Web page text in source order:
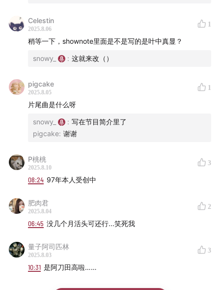
Celestin
2025.8.06
1
稍等一下，shownote里面是不是写的是叶中真显？
snowy_ : 这就来改（）
pigcake
2025.8.05
1
片尾曲是什么呀
snowy_ : 写在节目简介里了
pigcake: 谢谢
P桃桃
2025.8.10
3
08:24 97年本人受创中
肥肉君
2025.8.04
2
06:45 没几个月活头可还行...笑死我
量子阿司匹林
2025.8.03
3
10:31 是阿刀田高啦……